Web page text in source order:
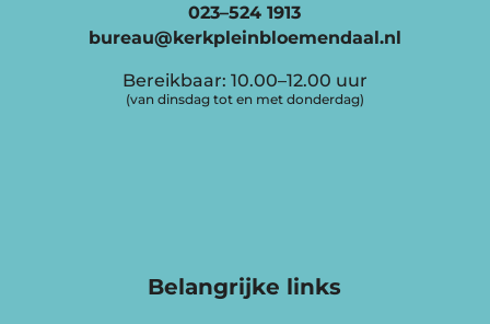
023–524 1913
bureau@kerkpleinbloemendaal.nl
Bereikbaar: 10.00–12.00 uur
(van dinsdag tot en met donderdag)
Belangrijke links